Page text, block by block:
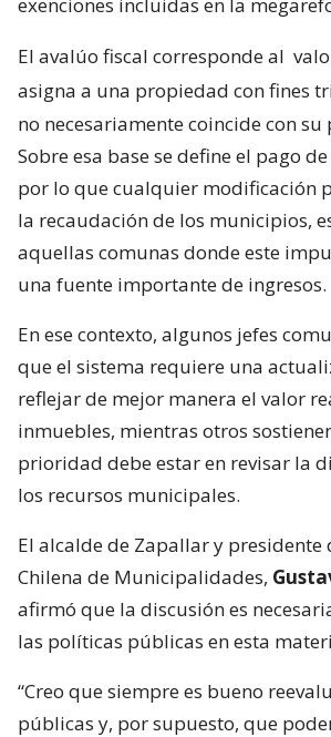
El avalúo fiscal corresponde al
asigna a una propiedad con fines
no necesariamente coincide con
Sobre esa base se define el pago
por lo que cualquier modificación
la recaudación de los municipios,
aquellas comunas donde este
una fuente importante de ingresos.
En ese contexto, algunos jefes
que el sistema requiere una
reflejar de mejor manera el valor
inmuebles, mientras otros
prioridad debe estar en revisar la
los recursos municipales.
El alcalde de Zapallar y presidente
Chilena de Municipalidades,
afirmó que la discusión es
las políticas públicas en esta
“Creo que siempre es bueno
públicas y, por supuesto, que